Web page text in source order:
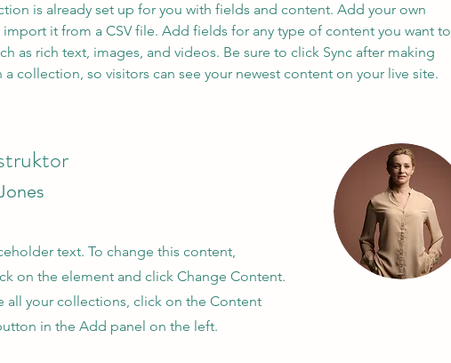
is already set up for you with fields and content. Add your own
it from a CSV file. Add fields for any type of content you want to
as rich text, images, and videos. Be sure to click Sync after making
a collection, so visitors can see your newest content on your live site.
text. To change this content,
on the element and click Change Content.
all your collections, click on the Content
in the Add panel on the left.